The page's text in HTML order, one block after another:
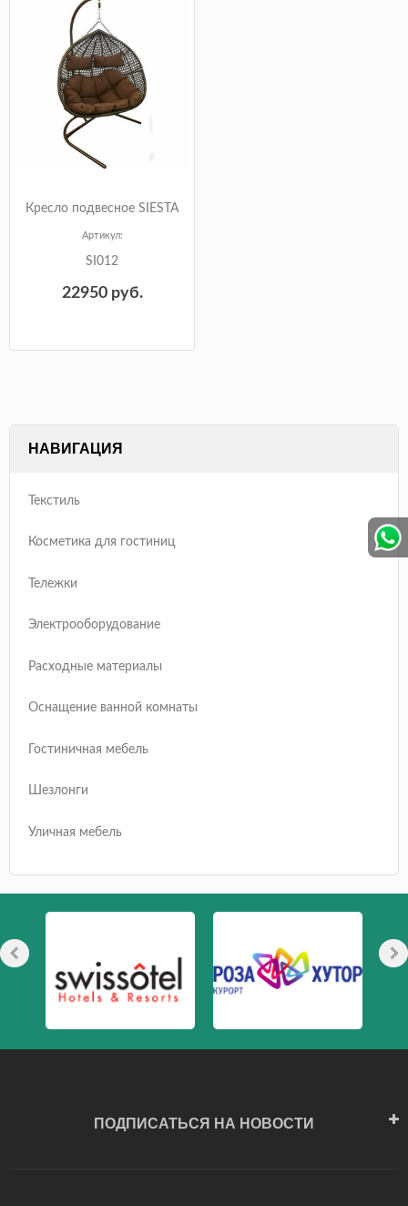
Кресло подвесное SIESTA
Артикул:
SI012
22950руб.
НАВИГАЦИЯ
Текстиль
Косметика для гостиниц
Тележки
Электрооборудование
Расходные материалы
Оснащение ванной комнаты
Гостиничная мебель
Шезлонги
Уличная мебель
ПОДПИСАТЬСЯ НА НОВОСТИ